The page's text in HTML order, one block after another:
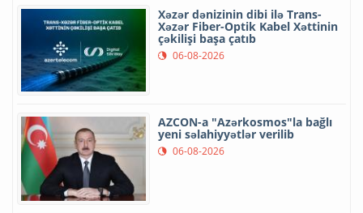
Xəzər dənizinin dibi ilə Trans-
Xəzər Fiber-Optik Kabel Xəttinin
çəkilişi başa çatıb
06-08-2026
AZCON-a "Azərkosmos"la bağlı
yeni səlahiyyətlər verilib
06-08-2026